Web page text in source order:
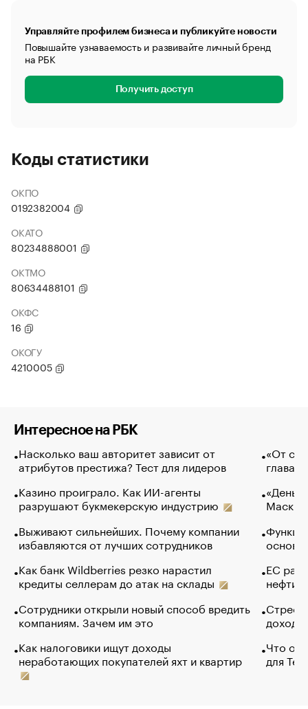
Управляйте профилем бизнеса и публикуйте новости
Повышайте узнаваемость и развивайте личный бренд
на РБК
Получить доступ
Коды статистики
ОКПО
0192382004
ОКАТО
80234888001
ОКТМО
80634488101
ОКФС
16
ОКОГУ
4210005
Интересное на РБК
Насколько ваш авторитет зависит от
атрибутов престижа? Тест для лидеров
Казино проиграло. Как ИИ-агенты
разрушают букмекерскую индустрию
Выживают сильнейших. Почему компании
избавляются от лучших сотрудников
Как банк Wildberries резко нарастил
кредиты селлерам до атак на склады
Сотрудники открыли новый способ вредить
компаниям. Зачем им это
Как налоговики ищут доходы
неработающих покупателей яхт и квартир
«От
глава
Маск в
основ
ЕС
нефти
Что
для